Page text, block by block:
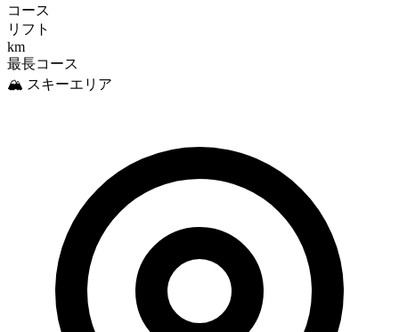
コース
リフト
km
最長コース
🏔️ スキーエリア